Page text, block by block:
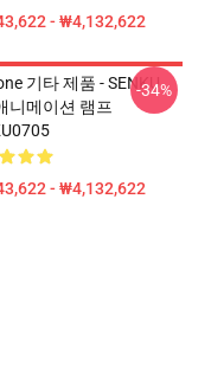
- ₩4,132,622
기타 제품 - SENKU
니메이션 램프
- ₩4,132,622
-34%